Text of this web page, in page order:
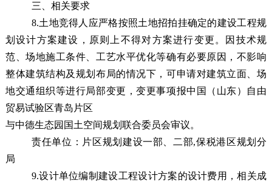
三、相关要求
8.土地竞得人应严格按照土地招拍挂确定的建设工程规
划设计方案建设， 原则上不得对方案进行变更。因技术规
范、场地施工条件、工艺水平优化等确有必要原因，不影响
整体建筑结构及规划布局的情况下，可申请对建筑立面、场
地交通组织等进行局部变更，变更事项报中国（山东）自由
贸易试验区青岛片区
与中德生态园国土空间规划联合委员会审议。
责任单位： 片区规划建设一部、二部,保税港区规划分
局
9.设计单位编制建设工程设计方案的设计费用，相关成